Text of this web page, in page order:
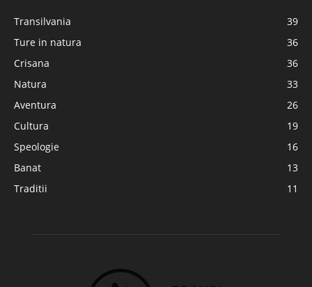
Transilvania
39
Ture in natura
36
Crisana
36
Natura
33
Aventura
26
Cultura
19
Speologie
16
Banat
13
Traditii
11